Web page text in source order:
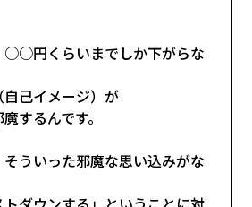
○○円くらいまでしか下がらな
己イメージ）が
するんです。
ういった邪魔な思い込みがな